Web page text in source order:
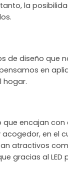
la
diseño que
en
hogar.
encajan
en el
atractivos
gracias al